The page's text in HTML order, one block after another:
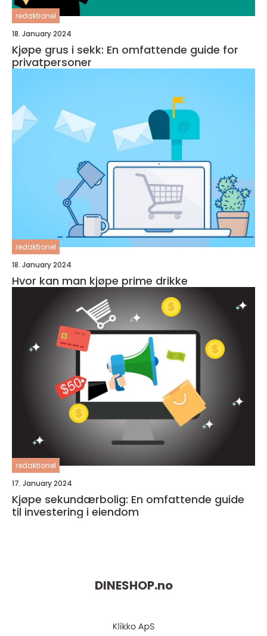
redaktionel
18. January 2024
Kjøpe grus i sekk: En omfattende guide for
privatpersoner
redaktionel
18. January 2024
Hvor kan man kjøpe prime drikke
redaktionel
17. January 2024
Kjøpe sekundærbolig: En omfattende guide
til investering i eiendom
DINESHOP.no